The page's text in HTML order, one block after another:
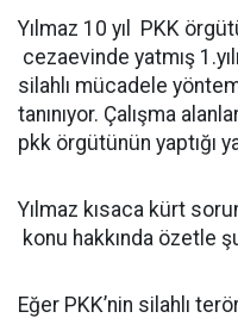
Yılmaz 10 yıl PKK
cezaevinde yatmış
silahlı mücadele
tanınıyor. Çalışma
pkk örgütünün yaptığı
Yılmaz kısaca kürt
konu hakkında özetle
Eğer PKK’nin silahlı